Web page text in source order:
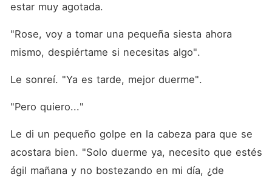
estar muy agotada.
"Rose, voy a tomar una pequeña siesta ahora
mismo, despiértame si necesitas algo".
Le sonreí. "Ya es tarde, mejor duerme".
"Pero quiero..."
Le di un pequeño golpe en la cabeza para que se
acostara bien. "Solo duerme ya, necesito que estés
ágil mañana y no bostezando en mi día, ¿de